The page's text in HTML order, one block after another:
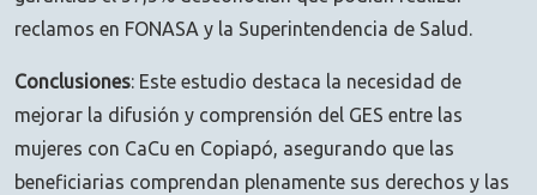
reclamos en FONASA y la Superintendencia de Salud.
Conclusiones: Este estudio destaca la necesidad de
mejorar la difusión y comprensión del GES entre las
mujeres con CaCu en Copiapó, asegurando que las
beneficiarias comprendan plenamente sus derechos y las